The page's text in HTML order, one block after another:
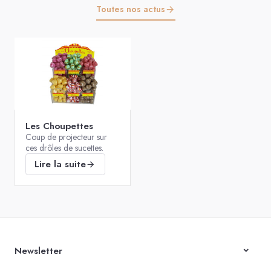
Toutes nos actus
Les Choupettes
Coup de projecteur sur
ces drôles de sucettes.
Lire la suite
Newsletter